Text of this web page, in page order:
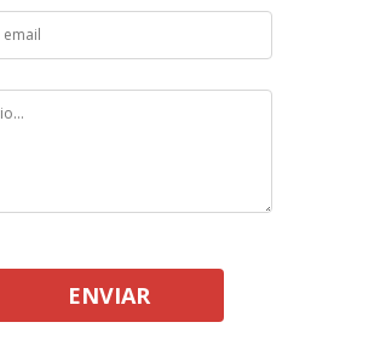
ENVIAR